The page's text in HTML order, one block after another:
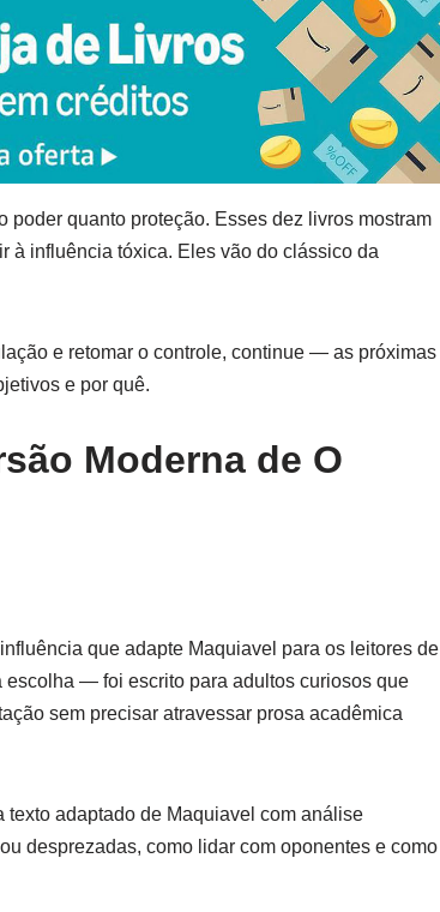
quanto proteção. Esses dez livros mostram
à influência tóxica. Eles vão do clássico da
e retomar o controle, continue — as próximas
e por quê.
Moderna de O
que adapte Maquiavel para os leitores de
escolha — foi escrito para adultos curiosos que
sem precisar atravessar prosa acadêmica
adaptado de Maquiavel com análise
desprezadas, como lidar com oponentes e como